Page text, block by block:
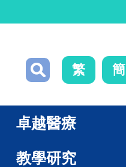
繁 簡
卓越醫療
教學研究